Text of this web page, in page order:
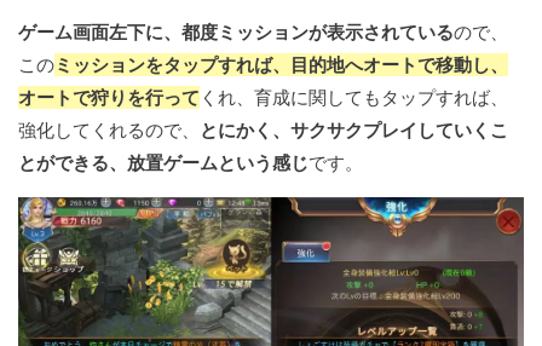
ゲーム画面左下に、都度ミッションが表示されているので、
このミッションをタップすれば、目的地へオートで移動し、
オートで狩りを行って くれ、育成に関してもタップすれば、
強化してくれるので、
とにかく、サクサクプレイしていくこ
とができる、放置ゲームという感じです。